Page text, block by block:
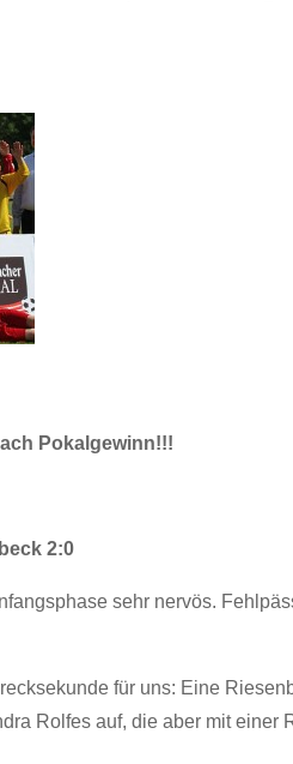
Pokalgewinn!!!
2:0
sehr nervös.
für uns: Eine
Rolfes auf, die aber mit